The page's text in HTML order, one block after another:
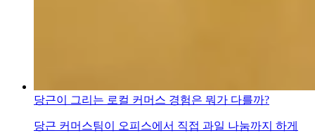
당근이 그리는 로컬 커머스 경험은 뭐가 다를까?
당근 커머스팀이 오피스에서 직접 과일 나눔까지 하게